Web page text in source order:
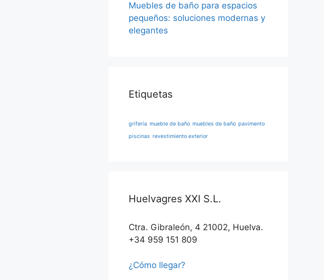
Muebles de baño para espacios
pequeños: soluciones modernas y
elegantes
Etiquetas
grifería mueble de baño muebles de baño pavimento
piscinas revestimiento exterior
Huelvagres XXI S.L.
Ctra. Gibraleón, 4 21002, Huelva.
+34 959 151 809
¿Cómo llegar?